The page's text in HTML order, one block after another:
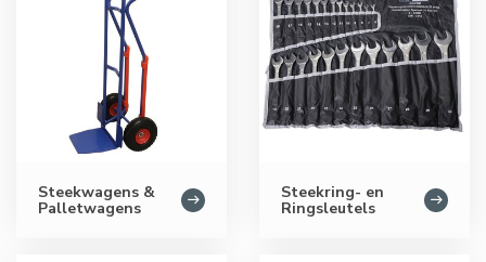
Steekwagens &
Palletwagens
Steekring- en
Ringsleutels